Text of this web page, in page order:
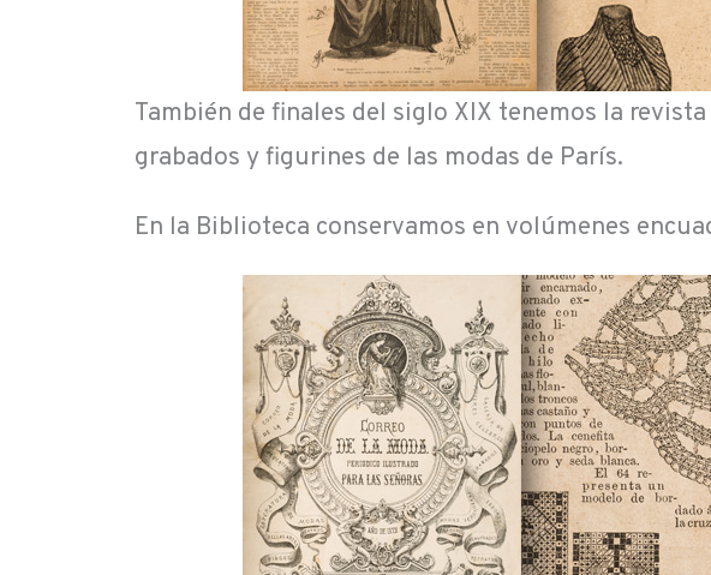
También de finales del siglo XIX tenemos la revista
grabados y figurines de las modas de París.
En la Biblioteca conservamos en volúmenes